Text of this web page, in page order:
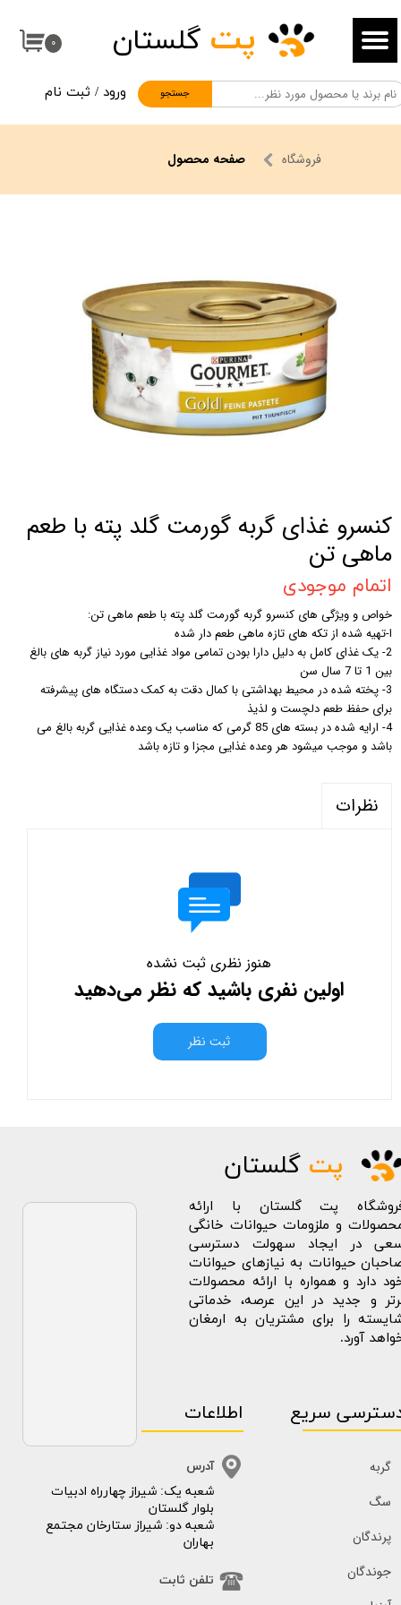
۰
جستجو
پت گلستان
ورود / ثبت نام
حساب کاربری من
تغییر گذر واژه
سفارشات
خروج از حساب کاربری
فروشگاه صفحه محصول
کنسرو غذای گربه گورمت گلد پته با طعم
ماهی تن
اتمام موجودی
خواص و ویژگی های کنسرو گربه گورمت گلد پته با طعم ماهی تن:
ا-تهیه شده از تکه های تازه ماهی طعم دار شده
2- یک غذای کامل به دلیل دارا بودن تمامی مواد غذایی مورد نیاز گربه های بالغ
بین 1 تا 7 سال سن
3- پخته شده در محیط بهداشتی با کمال دقت به کمک دستگاه های پیشرفته
برای حفظ طعم دلچست و لذیذ
4- ارایه شده در بسته های 85 گرمی که مناسب یک وعده غذایی گربه بالغ می
باشد و موجب میشود هر وعده غذایی مجزا و تازه باشد
نظرات
هنوز نظری ثبت نشده
اولین نفری باشید که نظر می‌دهید
ثبت نظر
پت گلستان
پت گلستان با ارائه
و ملزومات حیوانات خانگی
در ایجاد سهولت دسترسی
حیوانات به نیازهای حیوانات
دارد و همواره با ارائه محصولات
و جدید در این عرصه، خدماتی
را برای مشتریان به ارمغان
آورد.
سریع
گربه
سگ
پرندگان
جوندگان
​​شعبه یک: شیراز چهارراه ادبیات
بلوار گلستان
شعبه دو: شیراز ستارخان مجتمع
بهاران
اطلاعات
آدرس
تلفن ثابت